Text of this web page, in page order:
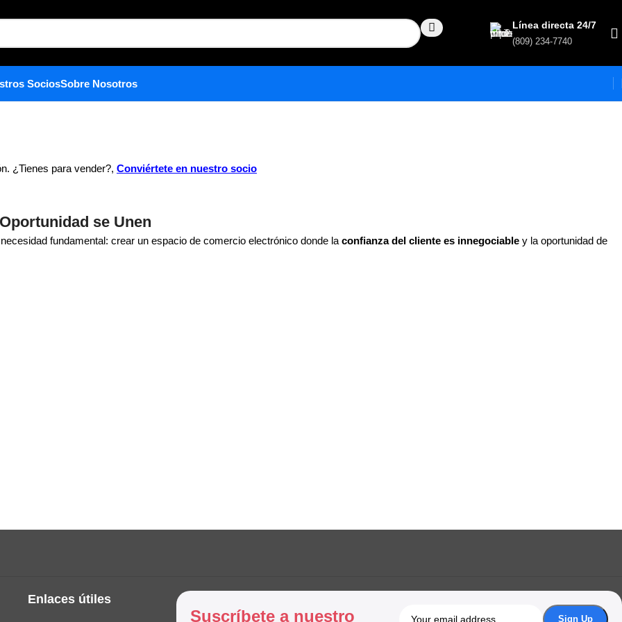
Línea directa 24/7
(809) 234-7740
SociosSobre Nosotros
¿Tienes para vender?, Conviértete en nuestro socio
se Unen
fundamental: crear un espacio de comercio electrónico donde la confianza del cliente es innegociable y la oportunidad de
Enlaces útiles
Suscríbete a nuestro